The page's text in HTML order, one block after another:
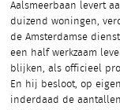
Aalsmeerbaan levert
duizend woningen,
de Amsterdamse
een half werkzaam
blijken, als officieel
En hij besloot, op
inderdaad de